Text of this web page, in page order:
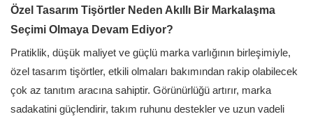
Özel Tasarım Tişörtler Neden Akıllı Bir Markalaşma
Seçimi Olmaya Devam Ediyor?
Pratiklik, düşük maliyet ve güçlü marka varlığının birleşimiyle,
özel tasarım tişörtler, etkili olmaları bakımından rakip olabilecek
çok az tanıtım aracına sahiptir. Görünürlüğü artırır, marka
sadakatini güçlendirir, takım ruhunu destekler ve uzun vadeli